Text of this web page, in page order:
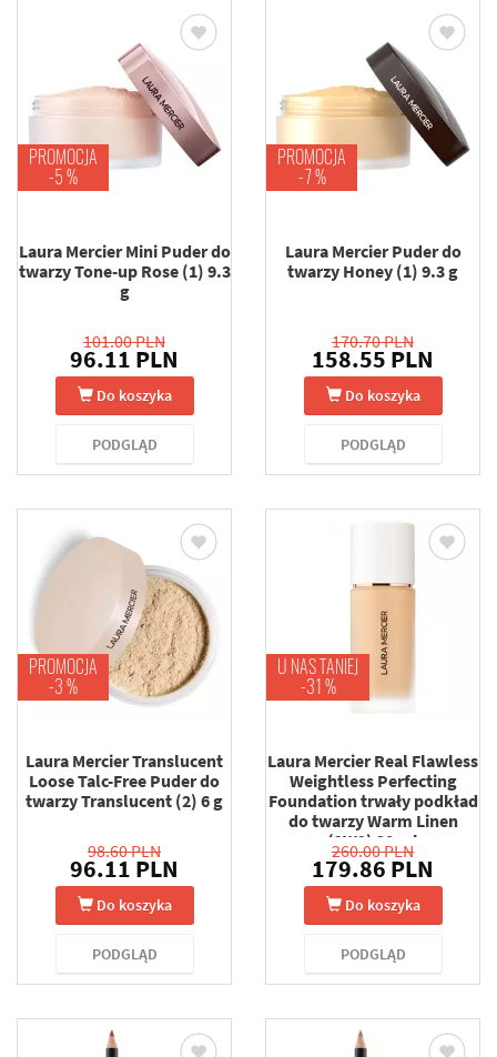
PROMOCJA
-5 %
Laura Mercier Mini Puder do
twarzy Tone-up Rose (1) 9.3
g
101.00 PLN
96.11 PLN
Do koszyka
PODGLĄD
PROMOCJA
-7 %
Laura Mercier Puder do
twarzy Honey (1) 9.3 g
170.70 PLN
158.55 PLN
Do koszyka
PODGLĄD
PROMOCJA
-3 %
Laura Mercier Translucent
Loose Talc-Free Puder do
twarzy Translucent (2) 6 g
98.60 PLN
96.11 PLN
Do koszyka
PODGLĄD
U NAS TANIEJ
-31 %
Laura Mercier Real Flawless
Weightless Perfecting
Foundation trwały podkład
do twarzy Warm Linen
(2W2) 30 ml
260.00 PLN
179.86 PLN
Do koszyka
PODGLĄD